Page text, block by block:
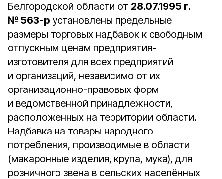
Белгородской области от 28.07.1995 г.
№ 563-р установлены предельные
размеры торговых надбавок к свободным
отпускным ценам предприятия-
изготовителя для всех предприятий
и организаций, независимо от их
организационно-правовых форм
и ведомственной принадлежности,
расположенных на территории области.
Надбавка на товары народного
потребления, производимые в области
(макаронные изделия, крупа, мука), для
розничного звена в сельских населённых